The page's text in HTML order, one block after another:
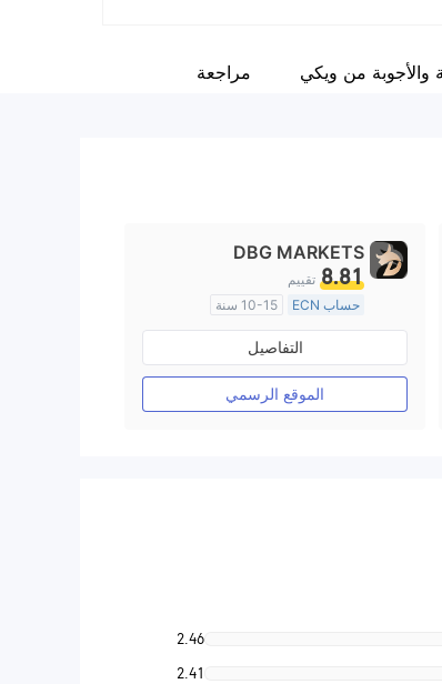
والأجوبة من ويكي مراجعة
DBG MARKETS
8.81 تقييم
حساب ECN
10-15 سنة
منظمة في أستراليا
صناعة السوق (MM)
رخصة كاملة ميتاتريدر ٤
التفاصيل
الموقع الرسمي
2.46
2.41